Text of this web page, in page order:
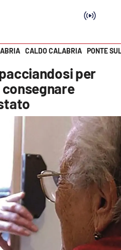
CALDO CALABRIA PONTE
per
consegnare